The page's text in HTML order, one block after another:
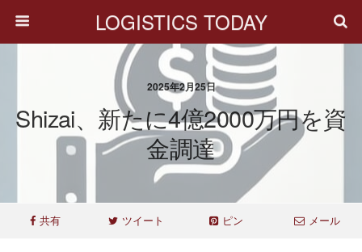
LOGISTICS TODAY
2025年2月25日
Shizai、新たに4億2000万円を資
金調達
共有 ツイート ピン メール